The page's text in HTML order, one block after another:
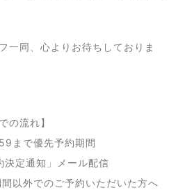
一同、心よりお待ちしておりま
の流れ】
まで優先予約期間
定通知」メール配信
以外でのご予約いただいた方へ